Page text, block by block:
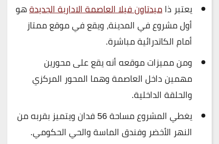
يعتبر ذاميدتاون فيلا العاصمة الادارية الجديدةهو
أول مشروع في المدينة، ويقع في موقع ممتاز
أمام الكاتدرائية مباشرة.
ومن مميزات موقعه أنه يقع على محورين
مهمين داخل العاصمة وهما المحور المركزي
والحلقة الداخلية.
يغطي المشروع مساحة 56 فدان ويتميز بقربه من
النهر الأخضر وفندق الماسة والحي الحكومي.